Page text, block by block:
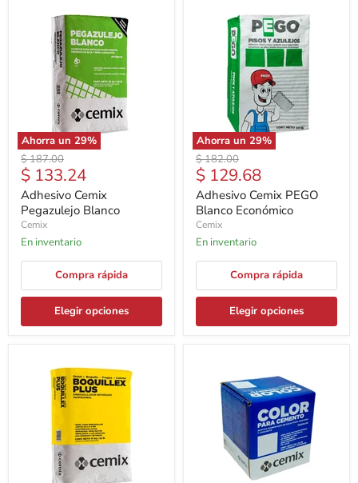
Ahorra un 29%
Precio
original
$ 187.00
Precio
actual
$ 133.24
Adhesivo Cemix
Pegazulejo Blanco
Cemix
En inventario
Compra rápida
Elegir opciones
Ahorra un 29%
Precio
original
$ 182.00
Precio
actual
$ 129.68
Adhesivo Cemix PEGO
Blanco Económico
Cemix
En inventario
Compra rápida
Elegir opciones